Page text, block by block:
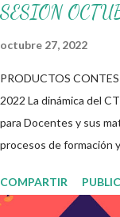
SESION
octubre 27, 2022
PRODUCTOS
2022 La dinámica del
para Docentes y sus
procesos de formación
genérico y no está
flexibilidad en la que
COMPARTIR